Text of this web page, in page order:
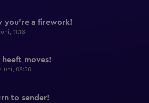
you're a firework!
11:18
heeft moves!
juni, 08:50
to sender!